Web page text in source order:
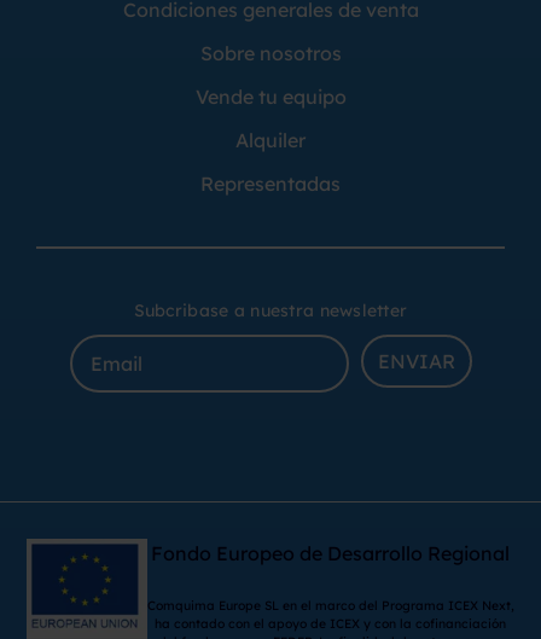
Condiciones generales de venta
Sobre nosotros
Vende tu equipo
Alquiler
Representadas
Subcribase a nuestra newsletter
ENVIAR
Fondo Europeo de Desarrollo Regional
Comquima Europe SL en el marco del Programa ICEX Next,
ha contado con el apoyo de ICEX y con la cofinanciación